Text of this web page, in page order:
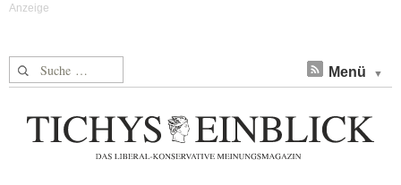
Suche nach: Menü